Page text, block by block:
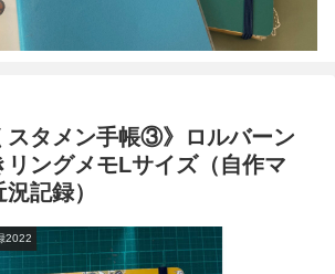
スタメン手帳③》ロルバーン
リングメモLサイズ（自作マ
記録）
2022